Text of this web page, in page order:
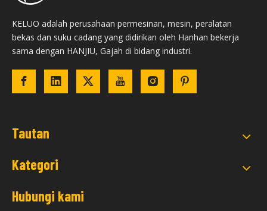
KELUO adalah perusahaan permesinan, mesin, peralatan
bekas dan suku cadang yang didirikan oleh Hanhan bekerja
sama dengan HANJIU, Gajah di bidang industri.
Tautan
Kategori
Hubungi kami